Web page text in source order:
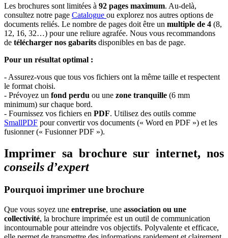
Les brochures sont limitées à 92 pages maximum. Au-delà,
consultez notre page Catalogue ou explorez nos autres options de
documents reliés. Le nombre de pages doit être un multiple de 4 (8,
12, 16, 32…) pour une reliure agrafée. Nous vous recommandons
de télécharger nos gabarits disponibles en bas de page.
Pour un résultat optimal :
- Assurez-vous que tous vos fichiers ont la même taille et respectent
le format choisi.
- Prévoyez un fond perdu ou une zone tranquille (6 mm
minimum) sur chaque bord.
- Fournissez vos fichiers en PDF. Utilisez des outils comme
SmallPDF pour convertir vos documents (« Word en PDF ») et les
fusionner (« Fusionner PDF »).
Imprimer sa brochure sur internet, nos
conseils d’expert
Pourquoi imprimer une brochure
Que vous soyez une entreprise, une association ou une
collectivité, la brochure imprimée est un outil de communication
incontournable pour atteindre vos objectifs. Polyvalente et efficace,